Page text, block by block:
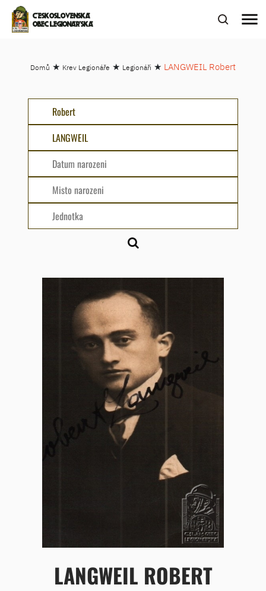
ČESKOSLOVENSKÁ
OBEC LEGIONÁŘSKÁ
menu
Domů ★ Krev Legionáře ★ Legionáři ★ LANGWEIL Robert
LANGWEIL ROBERT